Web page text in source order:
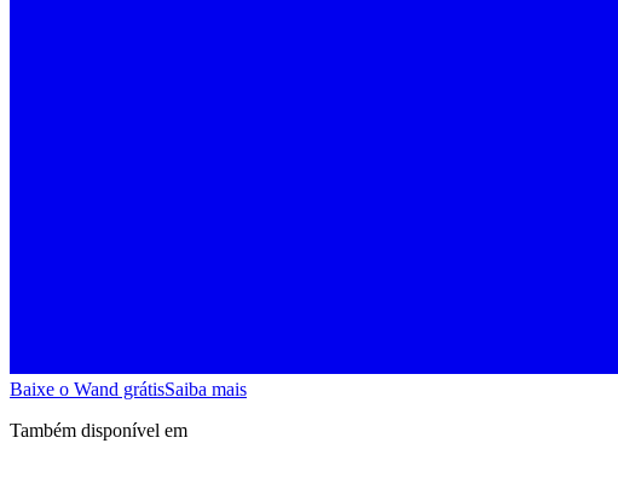
Baixe o Wand grátisSaiba mais
Também disponível em